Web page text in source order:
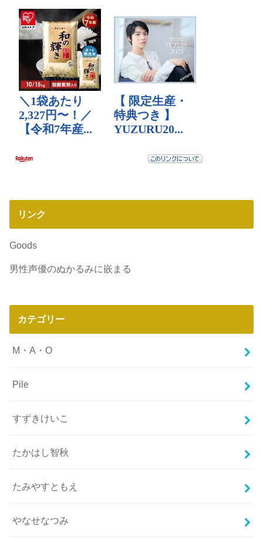
リンク
Goods
男性声優のぬかるみに嵌まる
カテゴリー
M・A・O
Pile
すずきけいこ
たかはし智秋
たみやすともえ
やなせなつみ